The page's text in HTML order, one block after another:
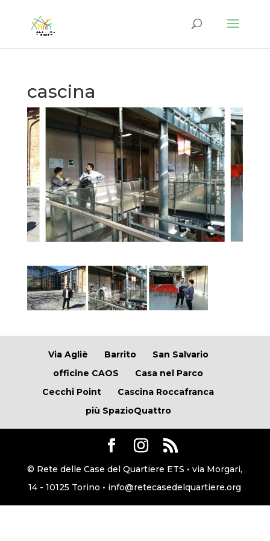
cascina
Via Agliè Barrito
San Salvario
officine CAOS
Casa nel Parco
Cecchi Point
Cascina Roccafranca
più SpazioQuattro
© Rete delle Case del Quartiere ETS • via Morgari,
14 - 10125 Torino • info@retecasedelquartiere.org